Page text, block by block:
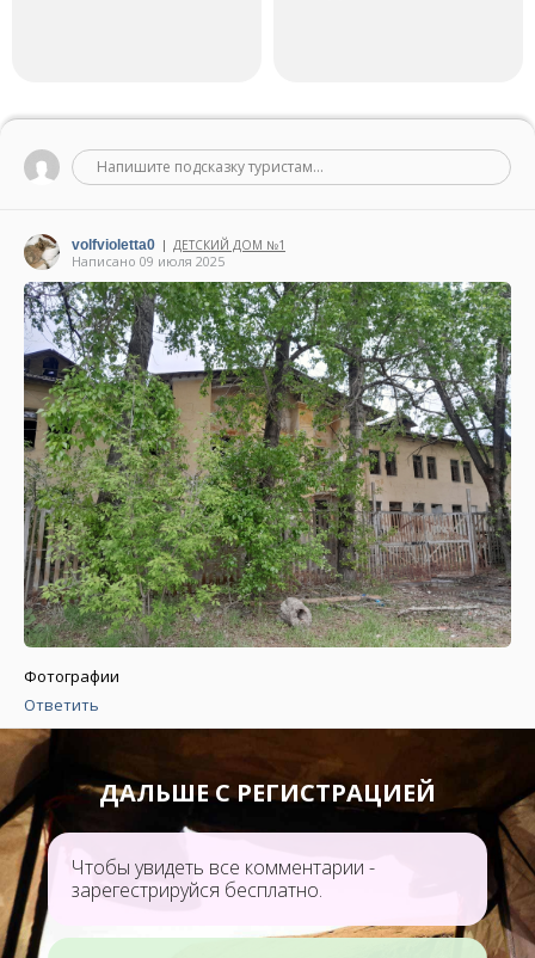
Напишите подсказку туристам...
volfvioletta0 | ДЕТСКИЙ ДОМ №1
Написано 09 июля 2025
Фотографии
Ответить
ДАЛЬШЕ С РЕГИСТРАЦИЕЙ
Чтобы увидеть все комментарии -
зарегестрируйся бесплатно.